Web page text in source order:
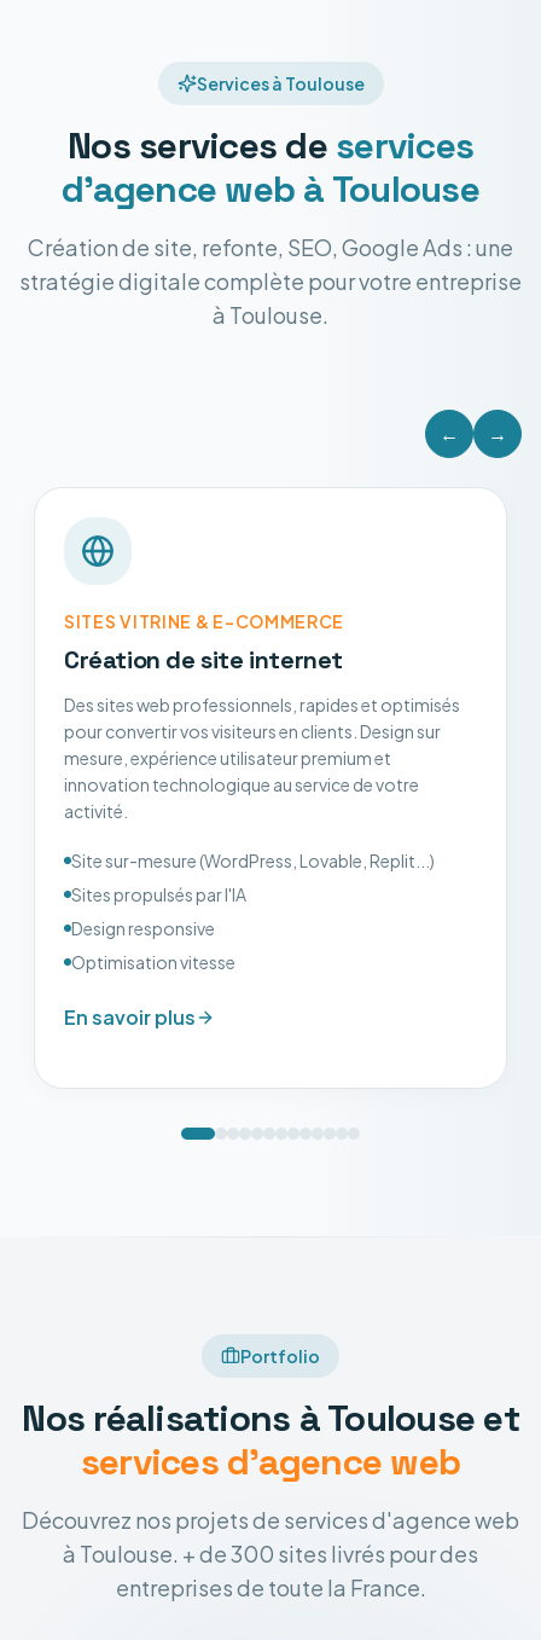
Services à Toulouse
Nos services de services
d'agence web à Toulouse
Création de site, refonte, SEO, Google Ads : une
stratégie digitale complète pour votre entreprise
à Toulouse.
← →
SITES VITRINE & E-COMMERCE
Création de site internet
Des sites web professionnels, rapides et optimisés
pour convertir vos visiteurs en clients. Design sur
mesure, expérience utilisateur premium et
innovation technologique au service de votre
activité.
Site sur-mesure (WordPress, Lovable, Replit...)
Sites propulsés par l'IA
Design responsive
Optimisation vitesse
En savoir plus
Portfolio
Nos réalisations à Toulouse et
services d'agence web
Découvrez nos projets de services d'agence web
à Toulouse. + de 300 sites livrés pour des
entreprises de toute la France.